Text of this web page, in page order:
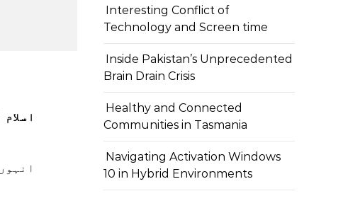
Interesting Conflict of
Technology and Screen time
Inside Pakistan’s Unprecedented
Brain Drain Crisis
Healthy and Connected
Communities in Tasmania
Navigating Activation Windows
10 in Hybrid Environments